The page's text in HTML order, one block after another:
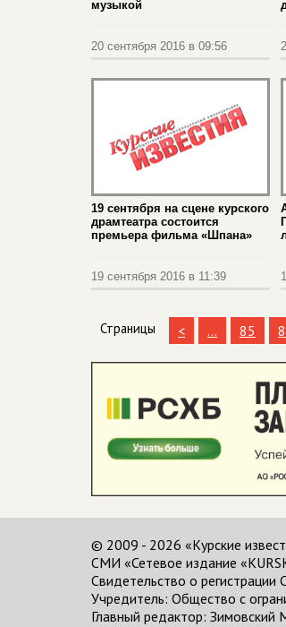
музыкой
20 сентября 2016 в 09:56
19 сентября на сцене курского
драмтеатра состоится
премьера фильма «Шпана»
19 сентября 2016 в 11:39
Страницы < ... 85
© 2009 - 2026 «Курские
СМИ «Сетевое издание
Свидетельство о
Учредитель: Общество с
Главный редактор: Зимовский